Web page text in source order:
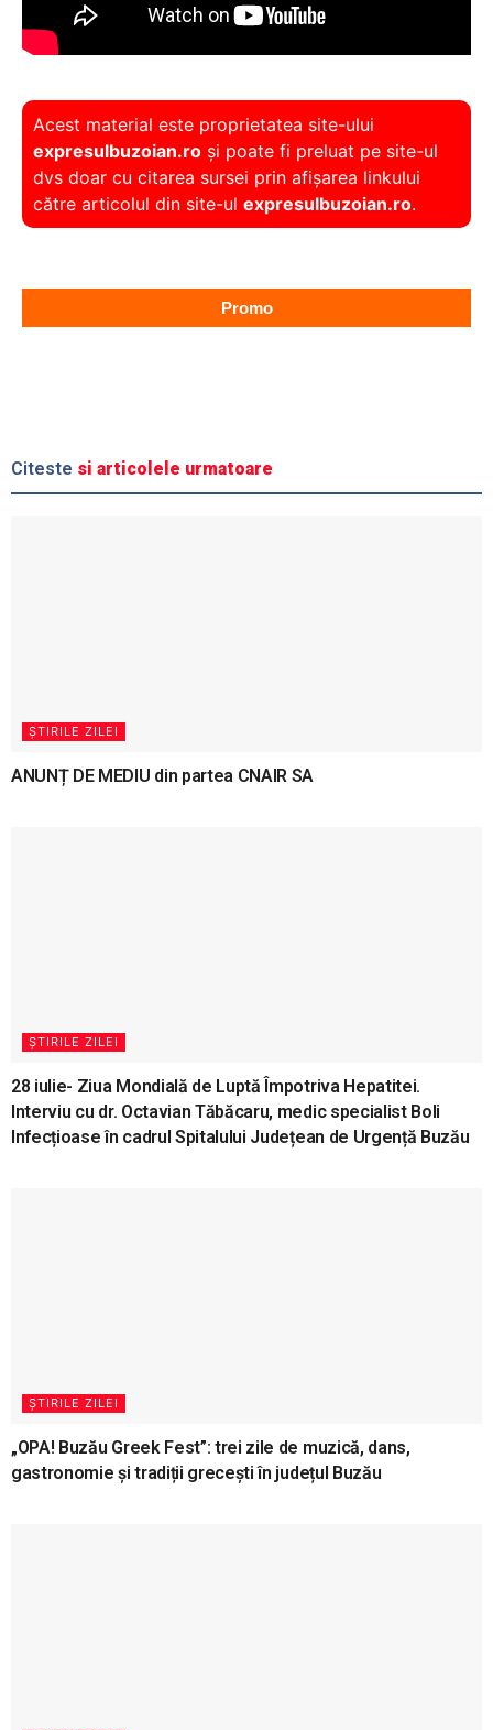
Acest material este proprietatea site-ului
expresulbuzoian.ro și poate fi preluat pe site-ul
dvs doar cu citarea sursei prin afișarea linkului
către articolul din site-ul expresulbuzoian.ro.
Promo
Citeste si articolele urmatoare
ȘTIRILE ZILEI
ANUNȚ DE MEDIU din partea CNAIR SA
ȘTIRILE ZILEI
28 iulie- Ziua Mondială de Luptă Împotriva Hepatitei.
Interviu cu dr. Octavian Tăbăcaru, medic specialist Boli
Infecțioase în cadrul Spitalului Județean de Urgență Buzău
ȘTIRILE ZILEI
„OPA! Buzău Greek Fest”: trei zile de muzică, dans,
gastronomie și tradiții grecești în județul Buzău